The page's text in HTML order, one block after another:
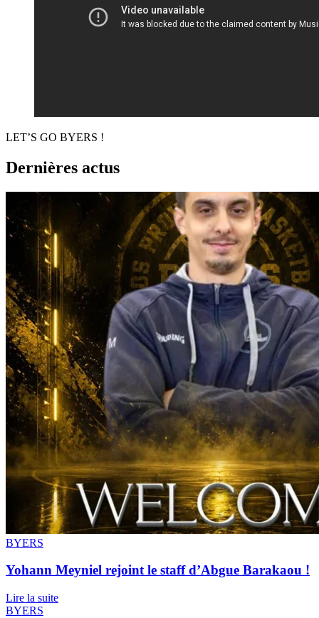
LET’S GO BYERS !
Dernières actus
BYERS
Yohann Meyniel rejoint le staff d’Abgue Barakaou !
Lire la suite
BYERS